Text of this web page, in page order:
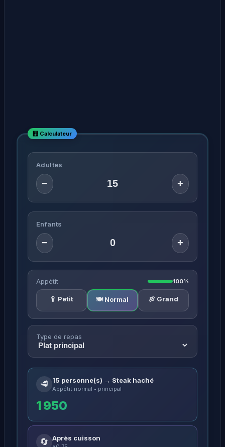
Adultes
− +
Enfants
− +
Appétit 100%
🥄 Petit 🍽️ Normal 🍖 Grand
Type de repas
🥩 15 personne(s) → Steak haché
Appétit normal • principal
1 950
🔄 Après cuisson